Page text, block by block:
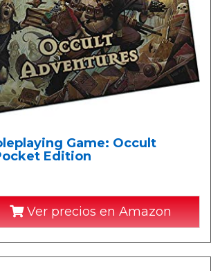
Game: Occult
Edition
Ver precios en Amazon